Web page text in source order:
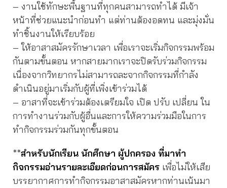
– งานใช้ทักษะพื้นฐานที่ทุกคนสามารถทำได้ มีเจ้า
หน้าที่ช่วยแนะนำก่อนทำ แต่ท่านต้องอดทน และมุ่งมั่น
ทำชิ้นงานให้เรียบร้อย
– ให้อาสาสมัครรักษาเวลา เพื่อเราจะเริ่มกิจกรรมพร้อม
กันตามขั้นตอน หากสายมากเราจะปิดรับร่วมกิจกรรม
เนื่องจากวิทยากรไม่สามารถละจากกิจกรรมที่กำลัง
ดำเนินอยู่มาเริ่มกับผู้ที่เพิ่งเข้าร่วมได้
– อาสาที่จะเข้าร่วมต้องเตรียมใจ เปิด ปรับ เปลี่ยน ใน
การทำงานร่วมกับผู้อื่นและการให้ความร่วมมือในการ
ทำกิจกรรมร่วมกันทุกขั้นตอน
**สำหรับนักเรียน นักศึกษา ผู้ปกครอง ที่มาทำ
กิจกรรมอ่านรายละเอียดก่อนการสมัคร เพื่อไม่ให้เสีย
บรรยากาศการทำกิจกรรมอาสาสมัครหากท่านเน้นมา